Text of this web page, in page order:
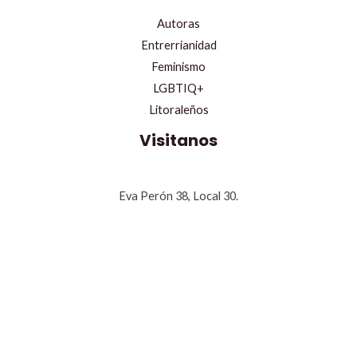
Autoras
Entrerrianidad
Feminismo
LGBTIQ+
Litoraleños
Visitanos
Eva Perón 38, Local 30.